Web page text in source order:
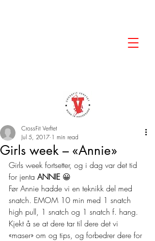
Girls week – «Annie»
CrossFit Verftet
Jul 5, 2017 1 min read
Girls week fortsetter, og i dag var det tid
for jenta ANNIE 😀
Før Annie hadde vi en teknikk del med
snatch. EMOM 10 min med 1 snatch
high pull, 1 snatch og 1 snatch f. hang.
Kjekt å se at dere tar til dere det vi
«maser» om og tips, og forbedrer dere for